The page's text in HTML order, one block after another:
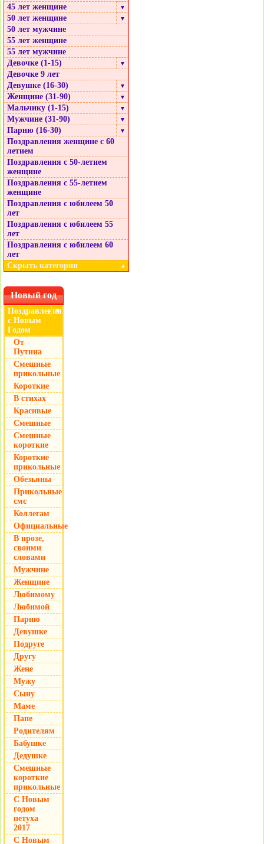
45 лет женщине
▼
50 лет женщине ▼
50 лет мужчине
55 лет женщине
55 лет мужчине
Девочке (1-15)
▼
Девочке 9 лет
Девушке (16-30)
▼
Женщине (31-90) ▼
Мальчику (1-15) ▼
Мужчине (31-90) ▼
Парню (16-30) ▼
Поздравления женщине с 60
летием
Поздравления с 50-летием
женщине
Поздравления с 55-летием
женщине
Поздравления с юбилеем 50
лет
Поздравления с юбилеем 55
лет
Поздравления с юбилеем 60
лет
Скрыть категории
▲
Новый год
Поздравления
с Новым
Годом
▼
От
Путина
Смешные
прикольные
Короткие
В стихах
Красивые
Смешные
Смешные
короткие
Короткие
прикольные
Обезьяны
Прикольные
смс
Коллегам
Официальные
В прозе,
своими
словами
Мужчине
Женщине
Любимому
Любимой
Парню
Девушке
Подруге
Другу
Жене
Мужу
Сыну
Маме
Папе
Родителям
Бабушке
Дедушке
Смешные
короткие
прикольные
С Новым
годом
петуха
2017
С Новым